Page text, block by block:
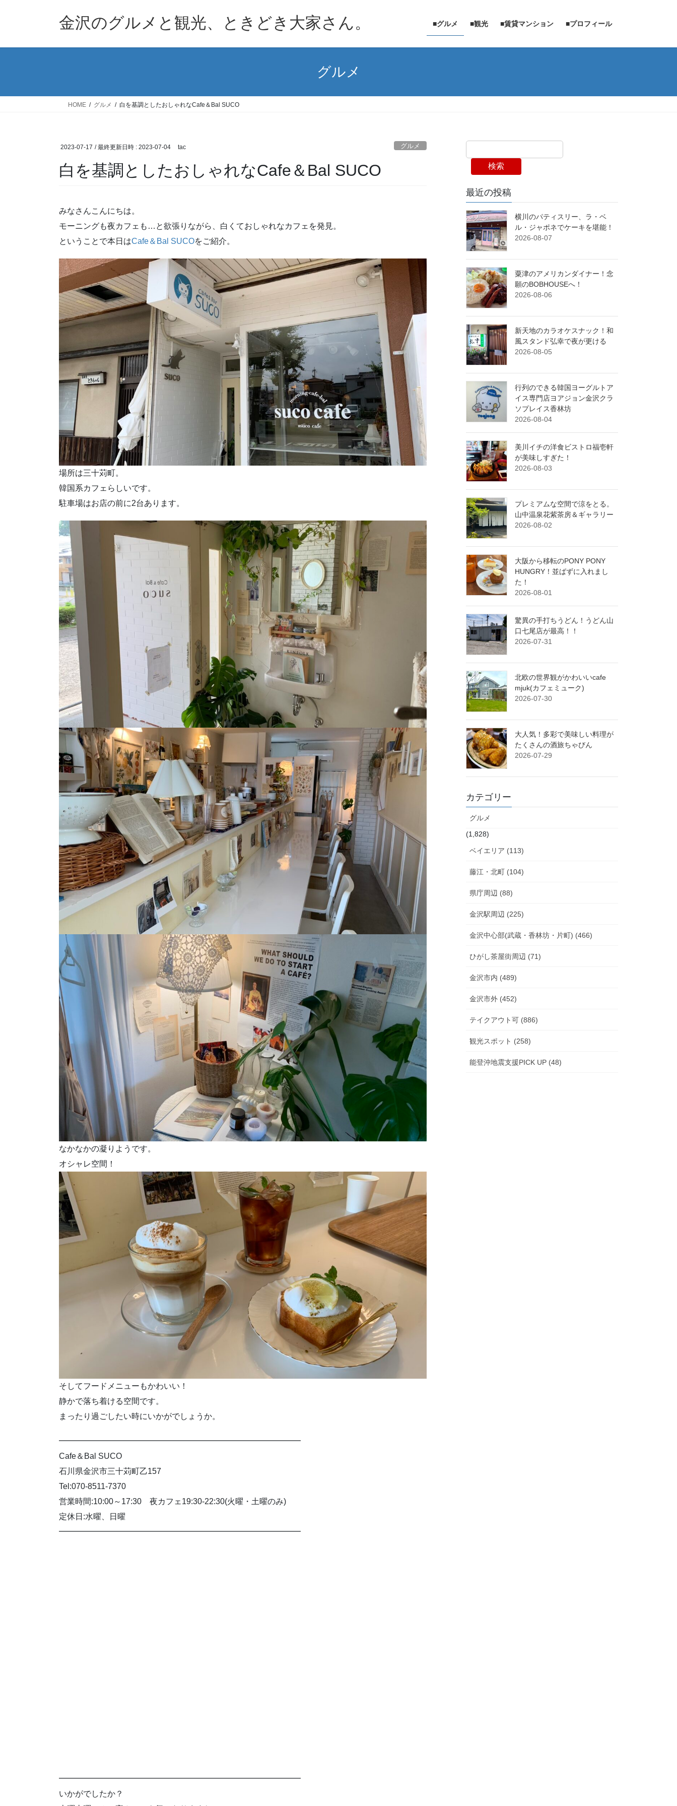
金沢のグルメと観光、ときどき大家さん。 ■グルメ ■観光 ■賃貸マンション ■プロフィール
グルメ
HOME グルメ 白を基調としたおしゃれなCafe＆Bal SUCO
2023-07-17 / 最終更新日時 : 2023-07-04 tac グルメ
白を基調としたおしゃれなCafe＆Bal SUCO
みなさんこんにちは。
モーニングも夜カフェも…と欲張りながら、白くておしゃれなカフェを発見。
ということで本日はCafe＆Bal SUCOをご紹介。
場所は三十苅町。
韓国系カフェらしいです。
駐車場はお店の前に2台あります。
なかなかの凝りようです。
オシャレ空間！
そしてフードメニューもかわいい！
静かで落ち着ける空間です。
まったり過ごしたい時にいかがでしょうか。
━━━━━━━━━━━━━━━━━━━━━━━━━━━━━━
Cafe＆Bal SUCO
石川県金沢市三十苅町乙157
Tel:070-8511-7370
営業時間:10:00～17:30 夜カフェ19:30-22:30(火曜・土曜のみ)
定休日:水曜、日曜
━━━━━━━━━━━━━━━━━━━━━━━━━━━━━━
━━━━━━━━━━━━━━━━━━━━━━━━━━━━━━
いかがでしたか？
検索
最近の投稿
横川のパティスリー、ラ・ベ
ル・ジャポネでケーキを堪能！
2026-08-07
粟津のアメリカンダイナー！念
願のBOBHOUSEへ！
2026-08-06
新天地のカラオケスナック！和
風スタンド弘幸で夜が更ける
2026-08-05
行列のできる韓国ヨーグルトア
イス専門店ヨアジョン金沢クラ
ソプレイス香林坊
2026-08-04
美川イチの洋食ビストロ福壱軒
が美味しすぎた！
2026-08-03
プレミアムな空間で涼をとる。
山中温泉花紫茶房＆ギャラリー
2026-08-02
大阪から移転のPONY PONY
HUNGRY！並ばずに入れまし
た！
2026-08-01
驚異の手打ちうどん！うどん山
口七尾店が最高！！
2026-07-31
北欧の世界観がかわいいcafe
mjuk(カフェミューク)
2026-07-30
大人気！多彩で美味しい料理が
たくさんの酒旅ちゃびん
2026-07-29
カテゴリー
グルメ
(1,828)
ベイエリア (113)
藤江・北町 (104)
県庁周辺 (88)
金沢駅周辺 (225)
金沢中心部(武蔵・香林坊・片町) (466)
ひがし茶屋街周辺 (71)
金沢市内 (489)
金沢市外 (452)
テイクアウト可 (886)
観光スポット (258)
能登沖地震支援PICK UP (48)